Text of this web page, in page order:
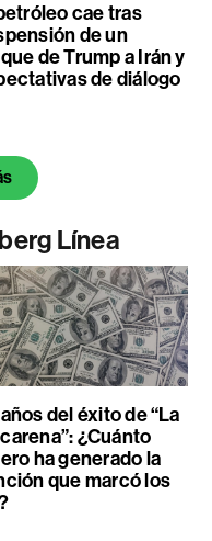
cae tras
de un
de Trump a Irán y
de diálogo
Línea
del éxito de “La
¿Cuánto
ha generado la
que marcó los